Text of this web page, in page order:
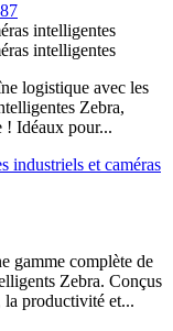
intelligentes
intelligentes
logistique avec les
Zebra,
! Idéaux pour...
industriels et caméras
gamme complète de
Zebra. Conçus
productivité et...